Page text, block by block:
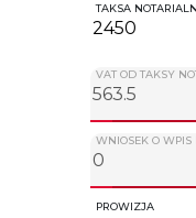
TAKSA
VAT OD TAKSY
WNIOSEK O
PROWIZJA